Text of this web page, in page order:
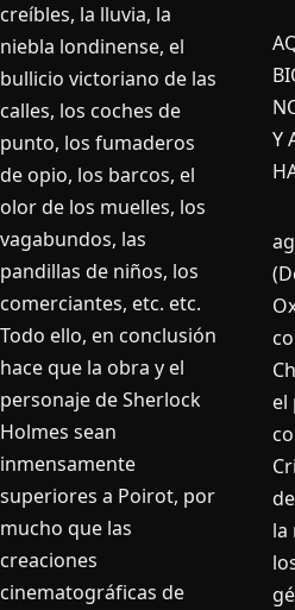
creíbles, la lluvia, la
niebla londinense, el
bullicio victoriano de las
calles, los coches de
punto, los fumaderos
de opio, los barcos, el
olor de los muelles, los
vagabundos, las
pandillas de niños, los
comerciantes, etc. etc.
Todo ello, en conclusión
hace que la obra y el
personaje de Sherlock
Holmes sean
inmensamente
superiores a Poirot, por
mucho que las
creaciones
cinematográficas de
Y
el
la